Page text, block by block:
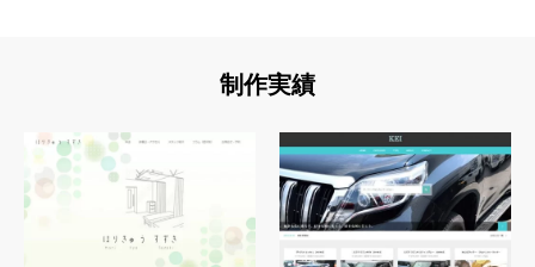
制作実績